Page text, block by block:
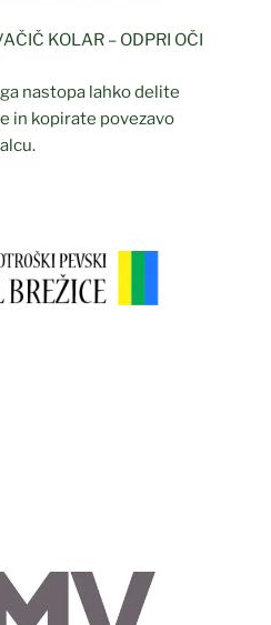
KOLAR – ODPRI OČI
nastopa lahko delite
in kopirate povezavo